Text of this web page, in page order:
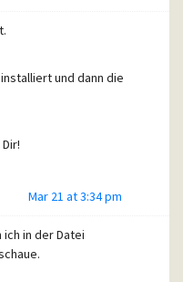
und dann die
Mar 21 at 3:34 pm
ich in der Datei